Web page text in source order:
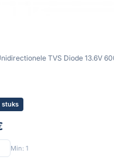
TVS Diode 13.6V
stuks
Min: 1